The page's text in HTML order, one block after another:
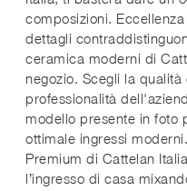
composizioni.
dettagli
ceramica moderni di
negozio. Scegli la
professionalità
modello presente in foto
ottimale ingressi
Premium di Cattelan
l’ingresso di casa